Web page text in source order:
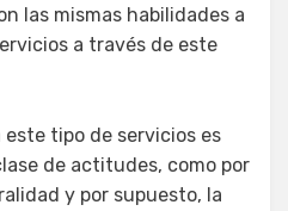
las mismas habilidades a
a través de este
este tipo de servicios es
de actitudes, como por
y por supuesto, la